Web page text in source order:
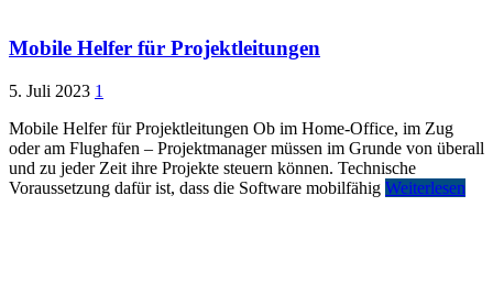
Mobile Helfer für Projektleitungen
5. Juli 2023 1
Mobile Helfer für Projektleitungen Ob im Home-Office, im Zug
oder am Flughafen – Projektmanager müssen im Grunde von überall
und zu jeder Zeit ihre Projekte steuern können. Technische
Voraussetzung dafür ist, dass die Software mobilfähig Weiterlesen